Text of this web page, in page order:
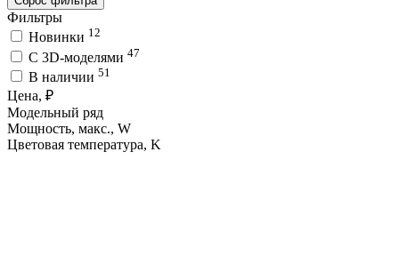
Фильтры
Новинки 12
C 3D-моделями 47
В наличии 51
Цена, ₽
Модельный ряд
Мощность, макс., W
Цветовая температура, K